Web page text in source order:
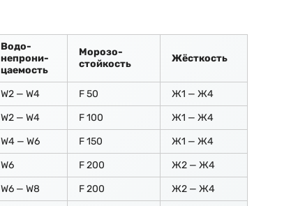
Водо-
непрони-
цаемость
Морозо-
стойкость
Жёсткость
W2 — W4 F 50
Ж1 — Ж4
W2 — W4 F 100
Ж1 — Ж4
W4 — W6 F 150
Ж1 — Ж4
W6 F 200
Ж2 — Ж4
W6 — W8 F 200
Ж2 — Ж4